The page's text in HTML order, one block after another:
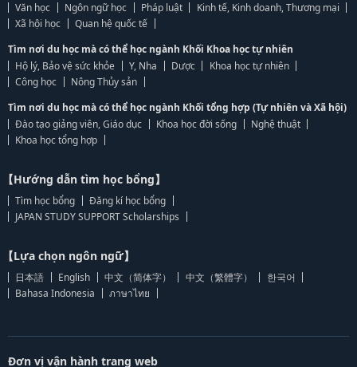
Văn học
Ngôn ngữ học Pháp luật
Kinh tế, Kinh doanh, Thương mại
Xã hội học
Quan hệ quốc tế
Tìm nơi du học mà có thể học ngành Khối Khoa học tự nhiên
Hộ lý, Bảo vệ sức khỏe
Y, Nha Dược
Khoa học tự nhiên
Công học
Nông Thủy sản
Tìm nơi du học mà có thể học ngành Khối tổng hợp (Tự nhiên và Xã hội)
Đào tạo giảng viên, Giáo dục
Khoa học đời sống
Nghệ thuật
Khoa học tổng hợp
【Hướng dẫn tìm học bổng】
Tìm học bổng
Đăng kí học bổng
JAPAN STUDY SUPPORT Scholarships
【Lựa chọn ngôn ngữ】
日本語 English 中文（简体字） 中文（繁體字）
한국어
Bahasa Indonesia
ภาษาไทย
Đơn vị vận hành trang web